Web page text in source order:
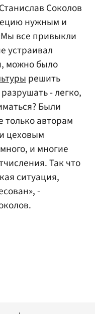
Соколов
нужным и
все привыкли
устраивал
можно было
решить
- легко,
Были
авторам
цеховым
и многие
Так что
ситуация,
-